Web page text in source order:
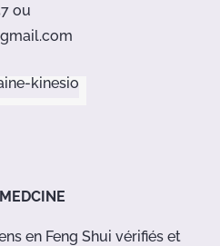
ou
en Feng Shui vérifiés et